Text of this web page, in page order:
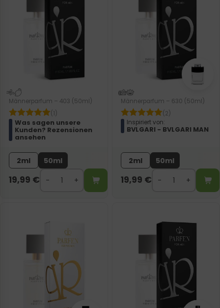
Männerparfum – 403 (50ml)
(1)
Was sagen unsere
Kunden? Rezensionen
ansehen
2ml 50ml
19,99 €
Männerparfum – 630 (50ml)
(2)
Inspiriert von:
BVLGARI - BVLGARI MAN
2ml 50ml
19,99 €